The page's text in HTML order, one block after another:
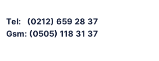
Tel: (0212) 659 28 37
Gsm: (0505) 118 31 37